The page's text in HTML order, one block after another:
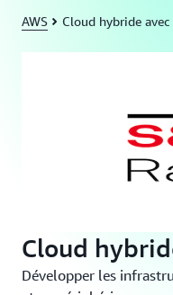
AWS Cloud hybride avec
Cloud
Développer les